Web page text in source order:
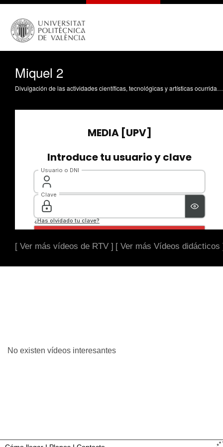
Miquel 2
Divulgación de las actividades científicas, tecnológicas y artísticas ocurridas en los tres campus de la UPV
[ Ver más vídeos de RTV ] [ Ver más Vídeos didácticos
No existen vídeos interesantes